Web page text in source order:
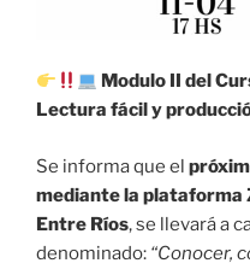
Modulo II del
Lectura fácil y
Se informa que el
mediante la plataforma
Entre Ríos, se llevará a
denominado: “Conocer,